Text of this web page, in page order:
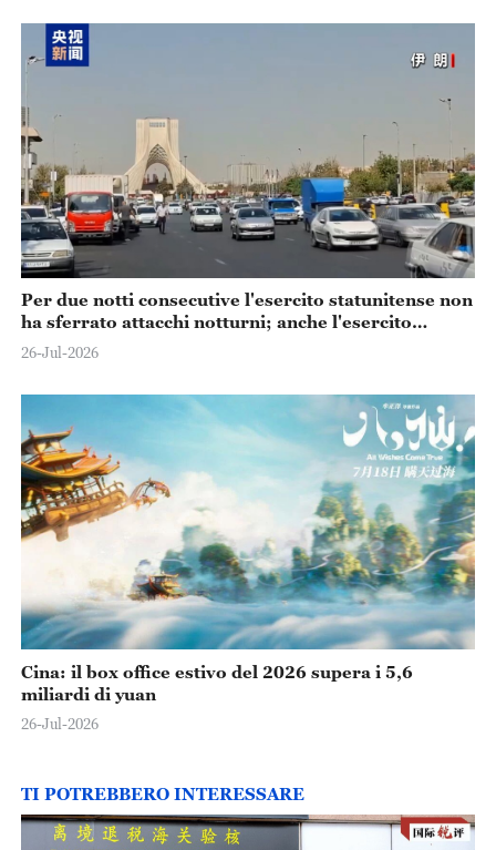
Per due notti consecutive l'esercito statunitense non
ha sferrato attacchi notturni; anche l'esercito
iraniano sospende i contrattacchi
26-Jul-2026
Cina: il box office estivo del 2026 supera i 5,6
miliardi di yuan
26-Jul-2026
TI POTREBBERO INTERESSARE